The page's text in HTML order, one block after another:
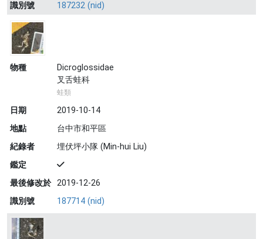
識別號
187232 (nid)
物種
Dicroglossidae
叉舌蛙科
蛙類
日期
2019-10-14
地點
台中市和平區
紀錄者
埋伏坪小隊 (Min-hui Liu)
鑑定
最後修改於 2019-12-26
識別號
187714 (nid)